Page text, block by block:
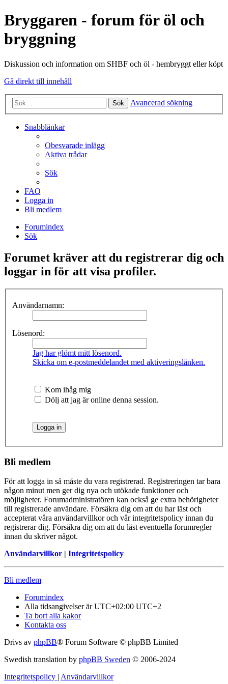
Bryggaren - forum för öl och
bryggning
Diskussion och information om SHBF och öl - hembryggt eller köpt
Gå direkt till innehåll
Sök Avancerad sökning
Snabblänkar
Obesvarade inlägg
Aktiva trådar
Sök
FAQ
Logga in
Bli medlem
Forumindex
Sök
Forumet kräver att du registrerar dig och
loggar in för att visa profiler.
Användarnamn:
Lösenord:
Jag har glömt mitt lösenord.
Skicka om e-postmeddelandet med aktiveringslänken.
Kom ihåg mig
Dölj att jag är online denna session.
Bli medlem
För att logga in så måste du vara registrerad. Registreringen tar bara
någon minut men ger dig nya och utökade funktioner och
möjligheter. Forumadministratören kan också ge extra behörigheter
till registrerade användare. Försäkra dig om att du har läst och
accepterat våra användarvillkor och vår integritetspolicy innan du
registrerar dig. Försäkra dig om att du läst eventuella forumregler
innan du skriver något.
Användarvillkor | Integritetspolicy
Bli medlem
Forumindex
Alla tidsangivelser är UTC+02:00 UTC+2
Ta bort alla kakor
Kontakta oss
Drivs av phpBB® Forum Software © phpBB Limited
Swedish translation by phpBB Sweden © 2006-2024
Integritetspolicy | Användarvillkor